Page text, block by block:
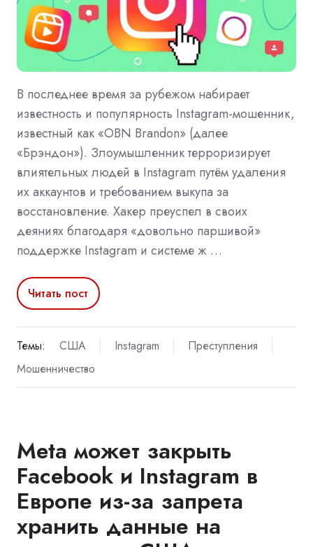
В последнее время за рубежом набирает
известность и популярность Instagram-мошенник,
известный как «OBN Brandon» (далее
«Брэндон»). Злоумышленник терроризирует
влиятельных людей в Instagram путём удаления
их аккаунтов и требованием выкупа за
восстановление. Хакер преуспел в своих
деяниях благодаря «довольно паршивой»
поддержке Instagram и системе ж …
Читать пост
Темы: США Instagram
Преступления
Мошенничество
Meta может закрыть
Facebook и Instagram в
Европе из-за запрета
хранить данные на